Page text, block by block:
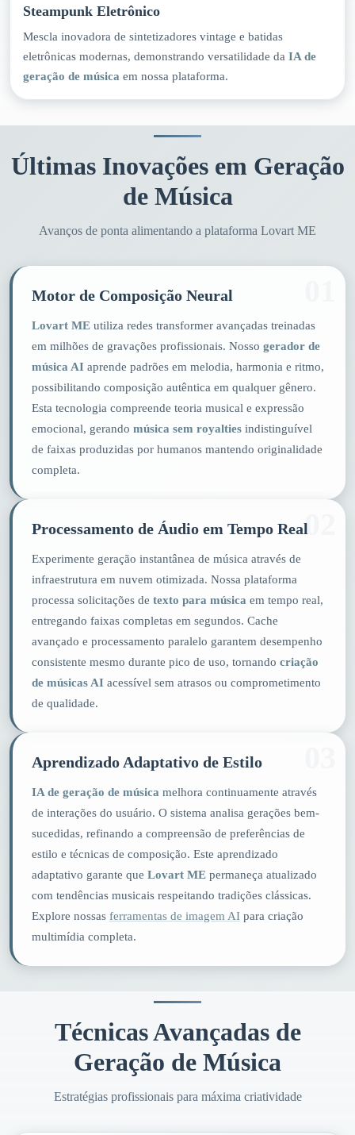
Steampunk Eletrônico
Mescla inovadora de sintetizadores vintage e batidas
eletrônicas modernas, demonstrando versatilidade da IA de
geração de música em nossa plataforma.
Últimas Inovações em Geração
de Música
Avanços de ponta alimentando a plataforma Lovart ME
Motor de Composição Neural
Lovart ME utiliza redes transformer avançadas treinadas
em milhões de gravações profissionais. Nosso gerador de
música AI aprende padrões em melodia, harmonia e ritmo,
possibilitando composição autêntica em qualquer gênero.
Esta tecnologia compreende teoria musical e expressão
emocional, gerando música sem royalties indistinguível
de faixas produzidas por humanos mantendo originalidade
completa.
02
Processamento de Áudio em Tempo Real
Experimente geração instantânea de música através de
infraestrutura em nuvem otimizada. Nossa plataforma
processa solicitações de texto para música em tempo real,
entregando faixas completas em segundos. Cache
avançado e processamento paralelo garantem desempenho
consistente mesmo durante pico de uso, tornando criação
de músicas AI acessível sem atrasos ou comprometimento
de qualidade.
Aprendizado Adaptativo de Estilo
IA de geração de música melhora continuamente através
de interações do usuário. O sistema analisa gerações bem-
sucedidas, refinando a compreensão de preferências de
estilo e técnicas de composição. Este aprendizado
adaptativo garante que Lovart ME permaneça atualizado
com tendências musicais respeitando tradições clássicas.
Explore nossas ferramentas de imagem AI para criação
multimídia completa.
Técnicas Avançadas de
Geração de Música
Estratégias profissionais para máxima criatividade